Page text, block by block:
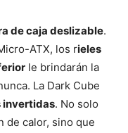
de caja deslizable.
ATX, los rieles
le brindarán la
La Dark Cube
invertidas. No solo
de calor, sino que